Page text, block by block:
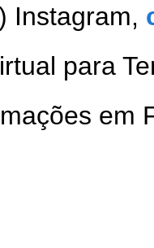
Instagram,
para
em